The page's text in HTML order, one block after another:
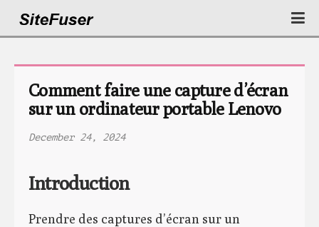
Comment faire une capture d’écran
sur un ordinateur portable Lenovo
December 24, 2024
Introduction
Prendre des captures d’écran sur un